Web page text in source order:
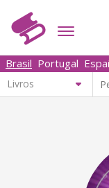
Brasil Portugal